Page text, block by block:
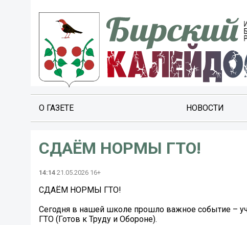
О ГАЗЕТЕ НОВОСТИ
СДАЁМ НОРМЫ ГТО!
14:14 21.05.2026 16+
СДАЁМ НОРМЫ ГТО!
Сегодня в нашей школе прошло важное событие –
ГТО (Готов к Труду и Обороне).